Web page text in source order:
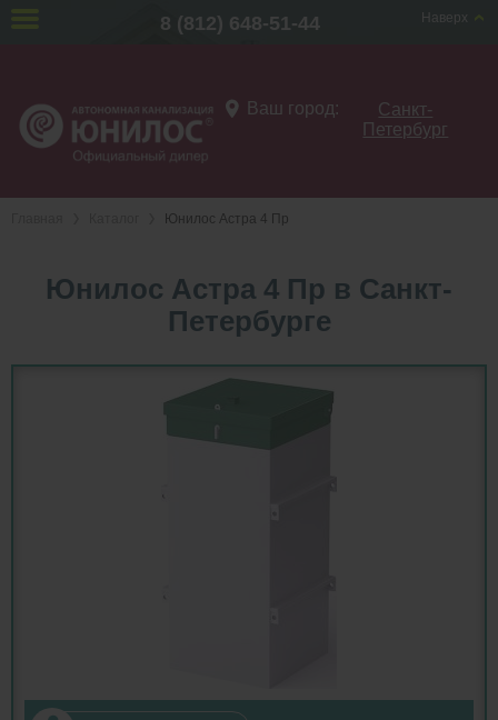
Ваш город:
Санкт-
Петербург
Юнилос Астра 4 Пр
Юнилос Астра 4 Пр в Санкт-
Петербурге
Наверх
8 (812) 648-51-44